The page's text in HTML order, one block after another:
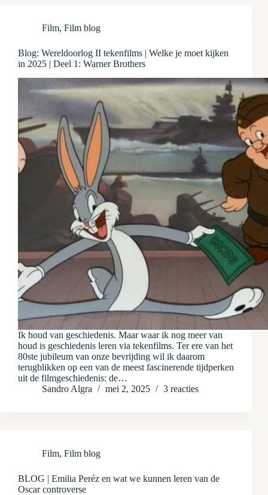
Film, Film blog
Blog: Wereldoorlog II tekenfilms | Welke je moet kijken
in 2025 | Deel 1: Warner Brothers
Ik houd van geschiedenis. Maar waar ik nog meer van
houd is geschiedenis leren via tekenfilms. Ter ere van het
80ste jubileum van onze bevrijding wil ik daarom
terugblikken op een van de meest fascinerende tijdperken
uit de filmgeschiedenis: de…
Sandro Algra
mei 2, 2025 3 reacties
Film, Film blog
BLOG | Emilia Peréz en wat we kunnen leren van de
Oscar controverse